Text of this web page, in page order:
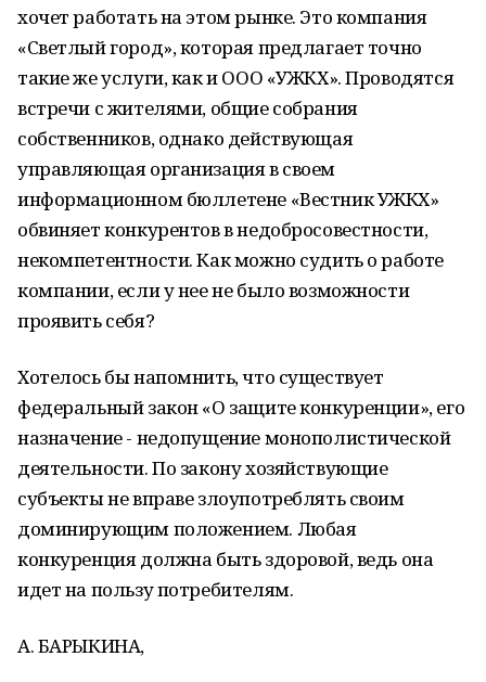
хочет работать на этом рынке. Это компания
«Светлый город», которая предлагает точно
такие же услуги, как и ООО «УЖКХ». Проводятся
встречи с жителями, общие собрания
собственников, однако действующая
управляющая организация в своем
информационном бюллетене «Вестник УЖКХ»
обвиняет конкурентов в недобросовестности,
некомпетентности. Как можно судить о работе
компании, если у нее не было возможности
проявить себя?
Хотелось бы напомнить, что существует
федеральный закон «О защите конкуренции», его
назначение - недопущение монополистической
деятельности. По закону хозяйствующие
субъекты не вправе злоупотреблять своим
доминирующим положением. Любая
конкуренция должна быть здоровой, ведь она
идет на пользу потребителям.
А. БАРЫКИНА,